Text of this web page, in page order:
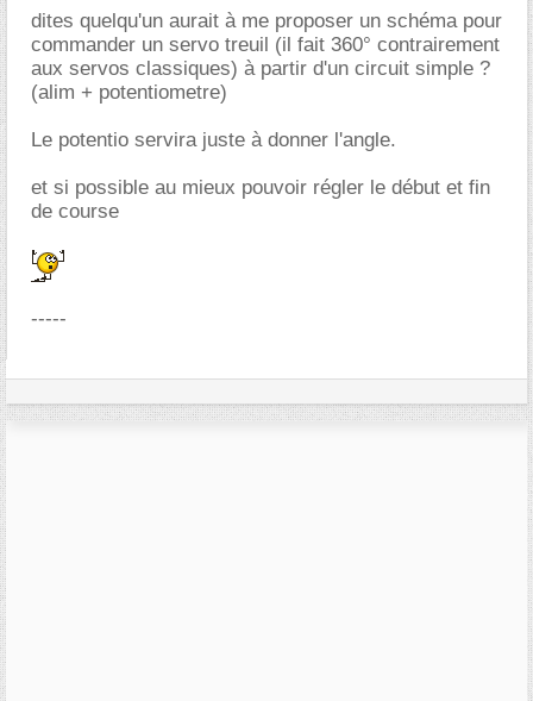
dites quelqu'un aurait à me proposer un schéma pour
commander un servo treuil (il fait 360° contrairement
aux servos classiques) à partir d'un circuit simple ?
(alim + potentiometre)
Le potentio servira juste à donner l'angle.
et si possible au mieux pouvoir régler le début et fin
de course
-----